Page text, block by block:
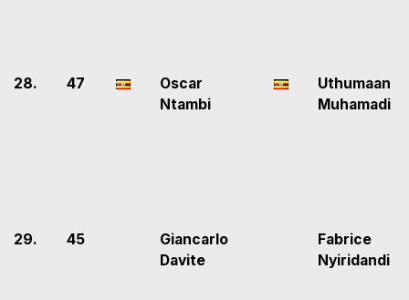
28. 47
Oscar
Ntambi
Uthumaan
Muhamadi
29. 45
Giancarlo
Davite
Fabrice
Nyiridandi